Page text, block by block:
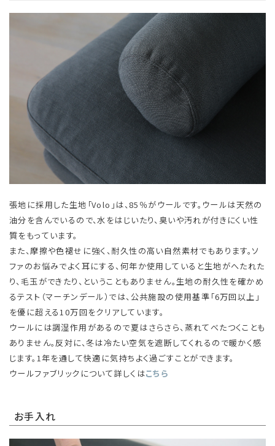
張地に採用した生地「Volo」は、85％がウールです。ウールは天然の
油分を含んでいるので、水をはじいたり、臭いや汚れが付きにくい性
質をもっています。
また、摩擦や色褪せに強く、耐久性の高い自然素材でもあります。ソ
ファのお悩みでよく耳にする、何年か使用していると生地がへたれた
り、毛玉ができたり、ということもありません。生地の耐久性を確かめ
るテスト（マーチンデール）では、公共施設の使用基準「6万回以上」
を優に超える10万回をクリアしています。
ウールには調湿作用があるので夏はさらさら、蒸れてべたつくことも
ありません。反対に、冬は冷たい空気を遮断してくれるので暖かく感
じます。1年を通して快適に気持ちよく過ごすことができます。
ウールファブリックについて詳しくはこちら
お手入れ